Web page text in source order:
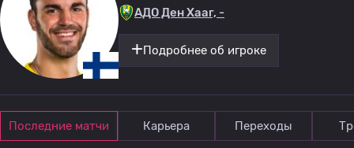
АДО Ден Хааг, -
Подробнее об игроке
Последние матчи Карьера Переходы